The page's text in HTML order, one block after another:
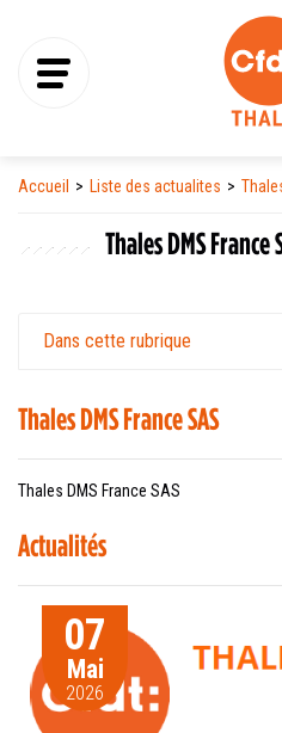
Accueil Liste des actualites
Thales DMS France
Dans cette rubrique
Thales DMS France SAS
Thales DMS France SAS
Actualités
07
Mai
2026